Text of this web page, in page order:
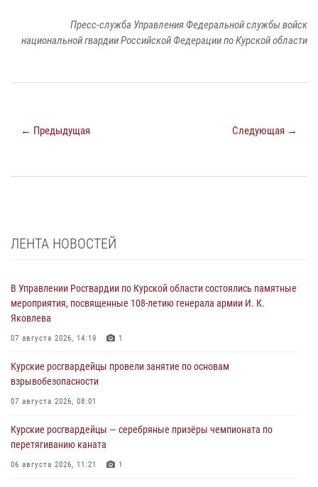
Пресс-служба Управления Федеральной службы войск
национальной гвардии Российской Федерации по Курской области
← Предыдущая Следующая →
ЛЕНТА НОВОСТЕЙ
В Управлении Росгвардии по Курской области состоялись памятные
мероприятия, посвященные 108-летию генерала армии И. К.
Яковлева
07 августа 2026, 14:19 1
Курские росгвардейцы провели занятие по основам
взрывобезопасности
07 августа 2026, 08:01
Курские росгвардейцы — серебряные призёры чемпионата по
перетягиванию каната
06 августа 2026, 11:21 1